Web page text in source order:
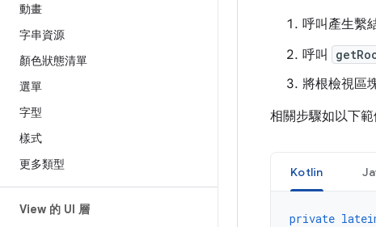
動畫
字串資源
顏色狀態清單
選單
字型
樣式
更多類型
View 的 UI 層
呼叫產生繫
呼叫
將根檢視區
相關步驟如以下範
Kotlin
private